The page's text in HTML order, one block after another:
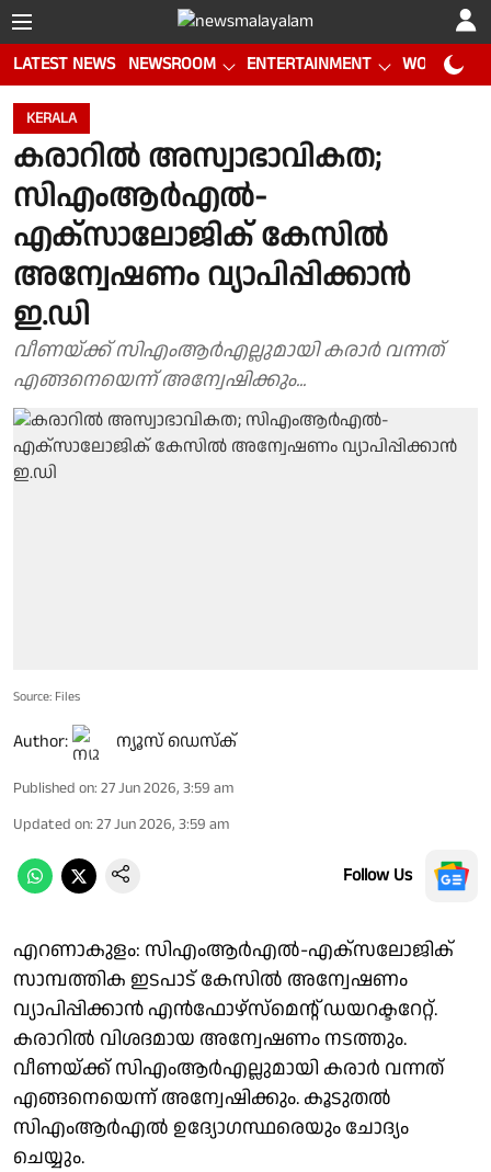
LATEST NEWS NEWSROOM ENTERTAINMENT WORLD CUP
KERALA
കരാറില്‍ അസ്വാഭാവികത;
സിഎംആര്‍എല്‍-
എക്‌സാലോജിക് കേസില്‍
അന്വേഷണം വ്യാപിപ്പിക്കാന്‍
ഇ.ഡി
വീണയ്ക്ക് സിഎംആർഎല്ലുമായി കരാർ വന്നത്
എങ്ങനെയെന്ന് അന്വേഷിക്കും...
Source: Files
Author: ന്യൂസ് ഡെസ്ക്
Published on: 27 Jun 2026, 3:59 am
Updated on: 27 Jun 2026, 3:59 am
Follow Us
എറണാകുളം: സിഎംആർഎൽ-എക്സലോജിക്
സാമ്പത്തിക ഇടപാട് കേസിൽ അന്വേഷണം
വ്യാപിപ്പിക്കാൻ എൻഫോഴ്സ്മെന്റ് ഡയറക്ടറേറ്റ്.
കരാറിൽ വിശദമായ അന്വേഷണം നടത്തും.
വീണയ്ക്ക് സിഎംആർഎല്ലുമായി കരാർ വന്നത്
എങ്ങനെയെന്ന് അന്വേഷിക്കും. കൂടുതൽ
സിഎംആർഎൽ ഉദ്യോഗസ്ഥരെയും ചോദ്യം
ചെയ്യും.